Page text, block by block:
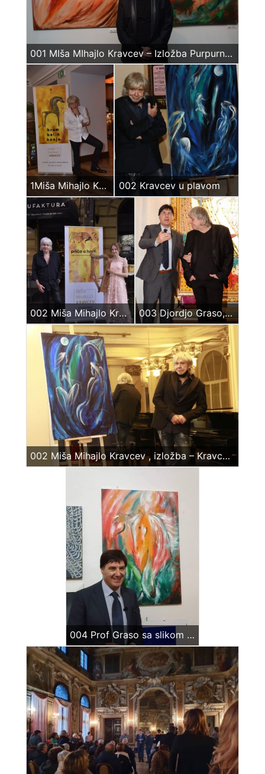
001 MIša MIhajlo Kravcev – Izložba Purpurni Feniks 2018
1Miša Mihajlo Kravcev – Hram belih konja 002 Kravcev u plavom
002 Miša Mihajlo Kravcev – Promocija romana Priča o Harfi 003 Djordjo Graso, Miša Mihajlo Kravcev – Milano
002 Miša Mihajlo Kravcev , izložba – Kravcev u plavom
004 Prof Graso sa slikom Miše Mihajla Kravceva, 58-i Venecijanski Bijenale